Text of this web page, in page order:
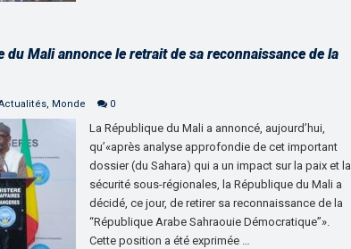
du Mali annonce le retrait de sa reconnaissance de la
, Monde 0
La République du Mali a annoncé, aujourd’hui,
qu’«après analyse approfondie de cet important
dossier (du Sahara) qui a un impact sur la paix et la
sécurité sous-régionales, la République du Mali a
décidé, ce jour, de retirer sa reconnaissance de la
“République Arabe Sahraouie Démocratique”».
Cette position a été exprimée …